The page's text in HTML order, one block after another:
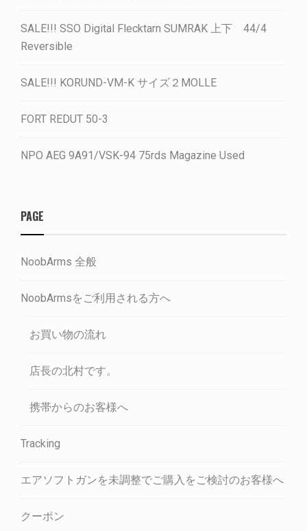
SALE!!! SSO Digital Flecktarn SUMRAK 上下 44/4
Reversible
SALE!!! KORUND-VM-K サイズ２MOLLE
FORT REDUT 50-3
NPO AEG 9A91/VSK-94 75rds Magazine Used
PAGE
NoobArms 全般
NoobArmsをご利用される方へ
お買い物の流れ
店長の北村です。
携帯からのお客様へ
Tracking
エアソフトガンを未調整でご購入をご検討のお客様へ
クーポン